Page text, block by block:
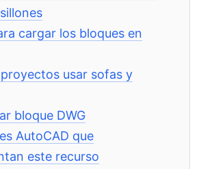
cargar los bloques en
proyectos usar sofas y
bloque DWG
AutoCAD que
este recurso